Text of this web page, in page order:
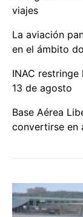
viajes
La aviación
en el ámbito
INAC
13 de agosto
Base Aérea
convertirse en